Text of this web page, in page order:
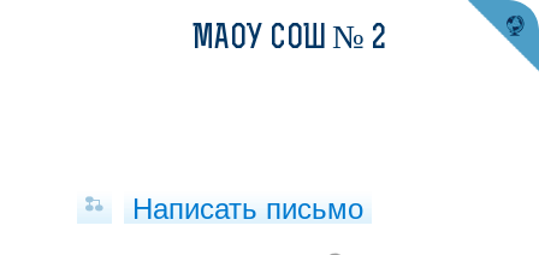
МАОУ СОШ № 2
Написать письмо